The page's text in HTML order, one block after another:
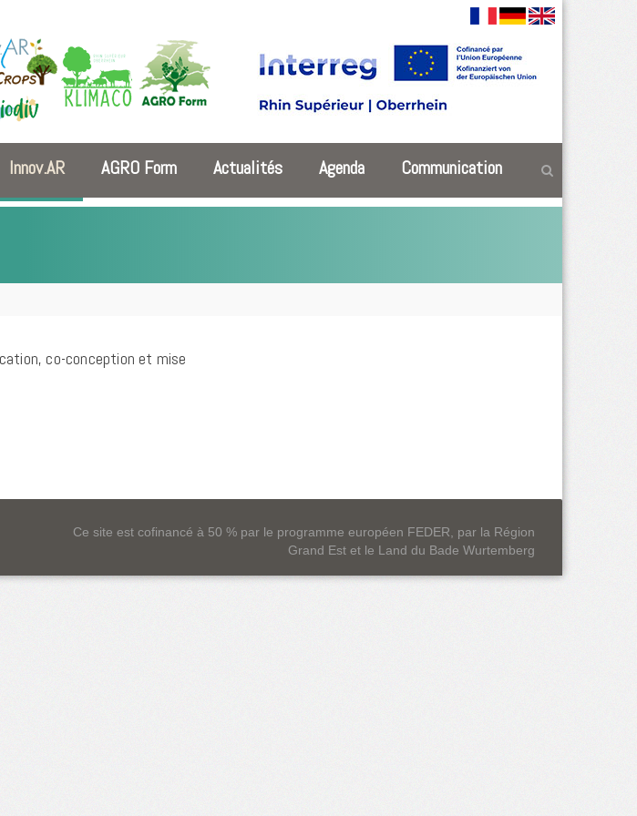
Innov.AR AGRO Form Actualités Agenda Communication
co-conception et mise
Ce site est cofinancé à 50 % par le programme européen FEDER, par la Région
Grand Est et le Land du Bade Wurtemberg